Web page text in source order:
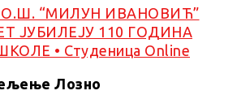
Лозно